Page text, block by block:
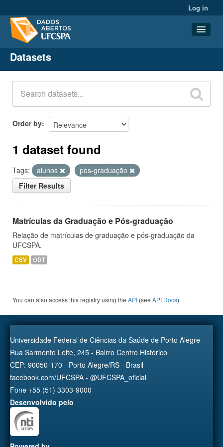
Log in
Datasets
Organizations
Groups
About
Datasets
Order by
1 dataset found
Tags: alunos
pós-graduação
Filter Results
Matrículas da Graduação e Pós-graduação
Relação de matrículas de graduação e pós-graduação da
UFCSPA.
CSV ODT
You can also access this registry using the API (see API Docs).
Universidade Federal de Ciências da Saúde de Porto Alegre
Rua Sarmento Leite, 245 - Bairro Centro Histórico
CEP: 90050-170 - Porto Alegre/RS - Brasil
facebook.com/UFCSPA - @UFCSPA_oficial
Fone +55 (51) 3303-9000
Desenvolvido pelo